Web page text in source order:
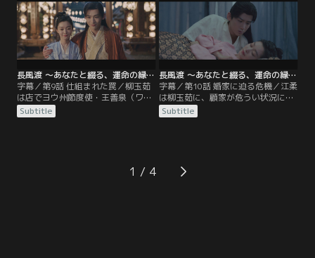
九思は笑顔で見守るが、十分に稼い
だら望みどおり離縁すると言われて
心中は複雑だ。そして翌日、2人の
前に、かつて柳玉茹の想い人だった
葉世安が現れる。
格より大幅に安い商品を用意できる
上に、納期も一月早くできるらし
い。翌日、その洛子商という男から
茶屋に招かれた柳玉茹は、ある取引
を持ちかけられる。
長風渡 ～あなたと綴る、運命の縁～ 第09話／字幕
字幕／第9話 仕組まれた罠／柳玉茹
は店でヨウ州節度使・王善泉（ワ
ン・シャンチュエン）の息子・王栄
（ワン・ロン）に絡まれる。駆けつ
も、江柔の弟である吏部尚書・江河
（ジャン・ハー）の朝廷での立場が
Subtitle
長風渡 ～あなたと綴る、運命の縁～ 第10話／字幕
字幕／第10話 婚家に迫る危機／江柔
は柳玉茹に、顧家が危うい状況にあ
り、災いを避けるにはすみやかにヨ
ウ州を離れるしかないことを伝え
では、国の財政が逼迫していること
に業を煮やした皇帝が、戸部尚書・
Subtitle
1